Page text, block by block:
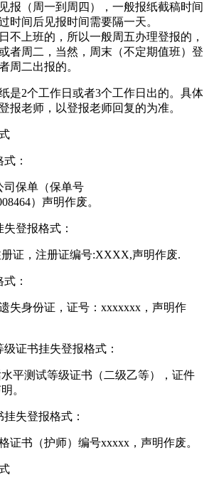
报（周一到周四），一般报纸截稿时间
时间后见报时间需要隔一天。
不上班的，所以一般周五办理登报的，
者周二，当然，周末（不定期值班）登
周二出报的。
是2个工作日或者3个工作日出的。具体
报老师，以登报老师回复的为准。
：
保单（保单号
）声明作废。
登报格式：
证，注册证编号:XXXX,声明作废.
：
失身份证，证号：xxxxxxx，声明作
证书挂失登报格式：
平测试等级证书（二级乙等），证件
。
失登报格式：
证书（护师）编号xxxxx，声明作废。